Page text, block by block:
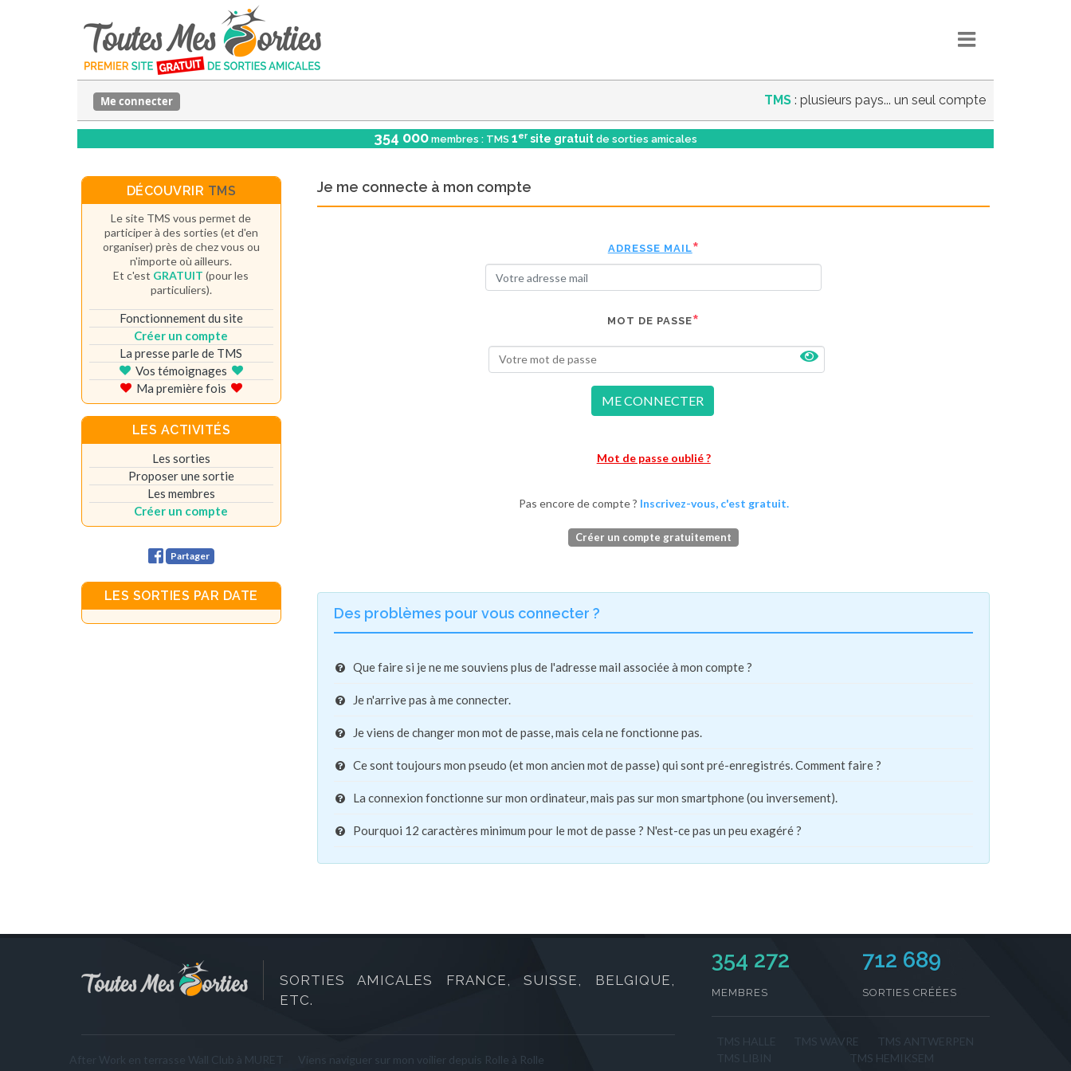
TMS : plusieurs pays... un seul compte
Me connecter
354 000 membres : TMS 1er site gratuit de sorties amicales
Je me connecte à mon compte
ADRESSE MAIL
MOT DE PASSE
ME CONNECTER
Mot de passe oublié ?
Pas encore de compte ? Inscrivez-vous, c'est gratuit.
Créer un compte gratuitement
Des problèmes pour vous connecter ?
Que faire si je ne me souviens plus de l'adresse mail associée à mon compte ?
Je n'arrive pas à me connecter.
Je viens de changer mon mot de passe, mais cela ne fonctionne pas.
Ce sont toujours mon pseudo (et mon ancien mot de passe) qui sont pré-enregistrés. Comment faire ?
La connexion fonctionne sur mon ordinateur, mais pas sur mon smartphone (ou inversement).
Pourquoi 12 caractères minimum pour le mot de passe ? N'est-ce pas un peu exagéré ?
DÉCOUVRIR TMS
Le site TMS vous permet de
participer à des sorties (et d'en
organiser) près de chez vous ou
n'importe où ailleurs.
Et c'est GRATUIT (pour les
particuliers).
Fonctionnement du site
Créer un compte
La presse parle de TMS
Vos témoignages
Ma première fois
LES ACTIVITÉS
Les sorties
Proposer une sortie
Les membres
Créer un compte
Partager
LES SORTIES PAR DATE
SORTIES AMICALES FRANCE, SUISSE, BELGIQUE,
ETC.
After Work en terrasse Wall Club à MURET
Viens naviguer sur mon voilier depuis Rolle à Rolle
354 272
MEMBRES
712 689
SORTIES CRÉÉES
TMS WAVRE
TMS ANTWERPEN
TMS HEMIKSEM